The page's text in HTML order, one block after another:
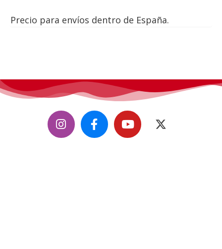
Precio para envíos dentro de España.